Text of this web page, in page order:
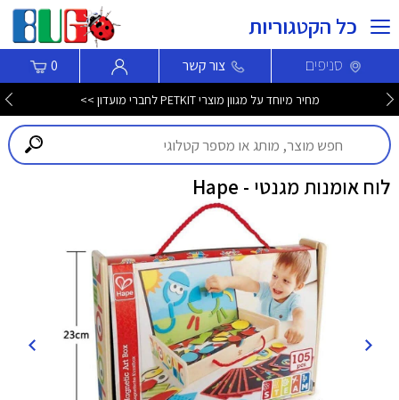
כל הקטגוריות
סניפים צור קשר 0
מחיר מיוחד על מגוון מוצרי PETKIT לחברי מועדון >>
לוח אומנות מגנטי - Hape